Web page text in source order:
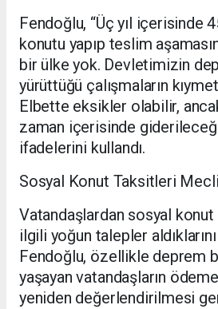
Fendoğlu, “Üç yıl içerisinde
konutu yapıp teslim
bir ülke yok. Devletimizin
yürüttüğü çalışmaların
Elbette eksikler olabilir,
zaman içerisinde
ifadelerini kullandı.
Sosyal Konut Taksitleri
Vatandaşlardan sosyal
ilgili yoğun talepler
Fendoğlu, özellikle deprem
yaşayan vatandaşların
yeniden değerlendirilmesi